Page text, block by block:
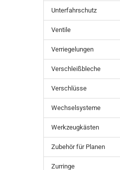
Unterfahrschutz
Ventile
Verriegelungen
Verschleißbleche
Verschlüsse
Wechselsysteme
Werkzeugkästen
Zubehör für Planen
Zurringe